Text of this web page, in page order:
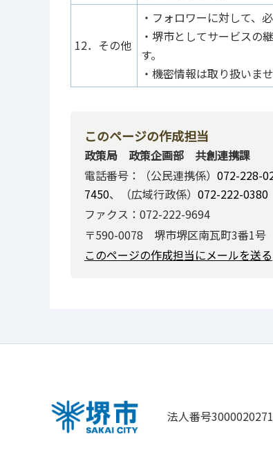
12．その他
・フォロワーに対して、
・堺市としてサービスの
す。
・機密情報は取り扱いませ
このページの作成担当
政策局 政策企画部 共創連携課
電話番号：（公民連携係） 072-228-
7450、（広域行政係） 072-222-0380
ファクス：072-222-9694
〒590-0078 堺市堺区南瓦町3番1
このページの作成担当にメールを送る
法人番号